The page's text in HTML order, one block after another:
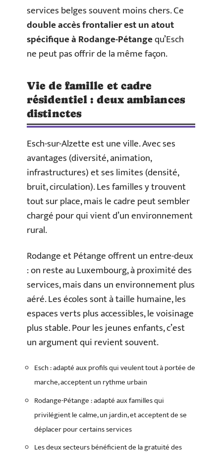
services belges souvent moins chers. Ce
double accès frontalier est un atout
spécifique à Rodange-Pétangequ’Esch
ne peut pas offrir de la même façon.
Vie de famille et cadre
résidentiel : deux ambiances
distinctes
Esch-sur-Alzette est une ville. Avec ses
avantages (diversité, animation,
infrastructures) et ses limites (densité,
bruit, circulation). Les familles y trouvent
tout sur place, mais le cadre peut sembler
chargé pour qui vient d’un environnement
rural.
Rodange et Pétange offrent un entre-deux
: on reste au Luxembourg, à proximité des
services, mais dans un environnement plus
aéré. Les écoles sont à taille humaine, les
espaces verts plus accessibles, le voisinage
plus stable. Pour les jeunes enfants, c’est
un argument qui revient souvent.
Esch : adapté aux profils qui veulent tout à portée de
marche, acceptent un rythme urbain
Rodange-Pétange : adapté aux familles qui
privilégient le calme, un jardin, et acceptent de se
déplacer pour certains services
Les deux secteurs bénéficient de la gratuité des